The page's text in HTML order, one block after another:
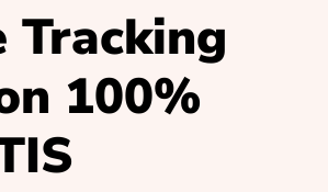
Tracking
100%